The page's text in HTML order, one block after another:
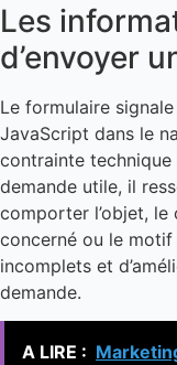
Les
d’envoyer
Le formulaire signale
JavaScript dans le
contrainte
demande utile, il
comporter l’objet, le
concerné ou le
incomplets et
demande.
A LIRE :